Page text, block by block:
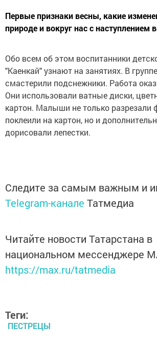
Первые признаки весны, какие
природе и вокруг нас с наступлением
Обо всем об этом воспитанники
"Каенкай" узнают на занятиях. В
смастерили подснежники. Работа
Они использовали ватные диски,
картон. Малыши не только
поклеили на картон, но и
дорисовали лепестки.
Следите за самым важным и
Telegram-канале Татмедиа
Читайте новости Татарстана в
национальном мессенджере
https://max.ru/tatmedia
Теги:
ПЕСТРЕЦЫ